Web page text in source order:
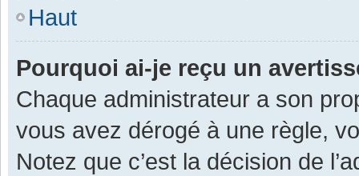
Haut
Pourquoi ai-je reçu un
Chaque administrateur a son
vous avez dérogé à une règle,
Notez que c’est la décision de